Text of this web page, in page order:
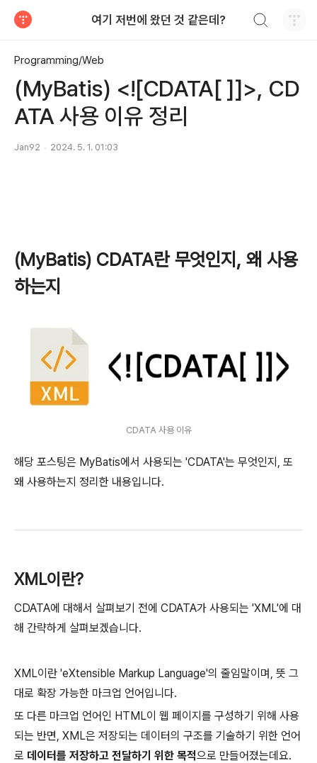
여기 저번에 왔던 것 같은데?
Programming/Web
(MyBatis) <![CDATA[ ]]>, CD
ATA 사용 이유 정리
Jan92 2024. 5. 1. 01:03
(MyBatis) CDATA란 무엇인지, 왜 사용
하는지
CDATA 사용 이유
해당 포스팅은 MyBatis에서 사용되는 'CDATA'는 무엇인지, 또
왜 사용하는지 정리한 내용입니다.
XML이란?
CDATA에 대해서 살펴보기 전에 CDATA가 사용되는 'XML'에 대
해 간략하게 살펴보겠습니다.
XML이란 'eXtensible Markup Language'의 줄임말이며, 뜻 그
대로 확장 가능한 마크업 언어입니다.
또 다른 마크업 언어인 HTML이 웹 페이지를 구성하기 위해 사용
되는 반면, XML은 저장되는 데이터의 구조를 기술하기 위한 언어
로 데이터를 저장하고 전달하기 위한 목적으로 만들어졌는데요.